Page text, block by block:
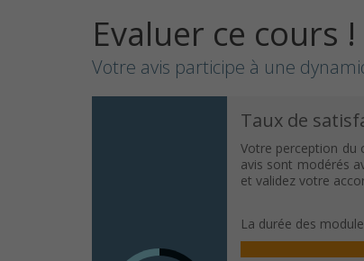
Evaluer ce cours !
Votre avis participe à une
Taux de
Votre perception du
avis sont modérés
et validez votre
La durée des